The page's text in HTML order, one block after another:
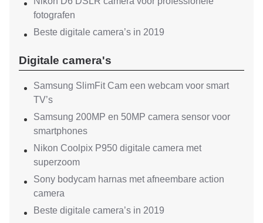
fotografen
Beste digitale camera’s in 2019
Digitale camera's
Samsung SlimFit Cam een webcam voor smart
TV’s
Samsung 200MP en 50MP camera sensor voor
smartphones
Nikon Coolpix P950 digitale camera met
superzoom
Sony bodycam harnas met afneembare action
camera
Beste digitale camera’s in 2019